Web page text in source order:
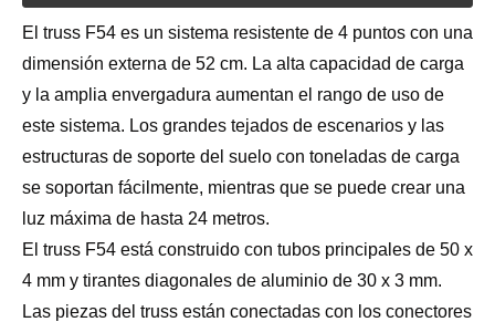
El truss F54 es un sistema resistente de 4 puntos con una
dimensión externa de 52 cm. La alta capacidad de carga
y la amplia envergadura aumentan el rango de uso de
este sistema. Los grandes tejados de escenarios y las
estructuras de soporte del suelo con toneladas de carga
se soportan fácilmente, mientras que se puede crear una
luz máxima de hasta 24 metros.
El truss F54 está construido con tubos principales de 50 x
4 mm y tirantes diagonales de aluminio de 30 x 3 mm.
Las piezas del truss están conectadas con los conectores